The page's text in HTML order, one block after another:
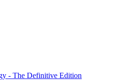
- The Definitive Edition